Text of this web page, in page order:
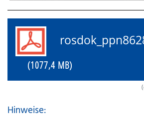
(1077,4 MB)
Hinweise: